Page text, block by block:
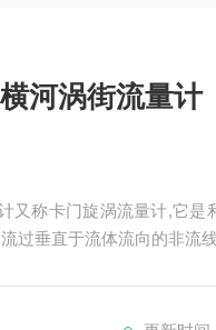
河涡街流量计
又称卡门旋涡流量计,它是
过垂直于流体流向的非流